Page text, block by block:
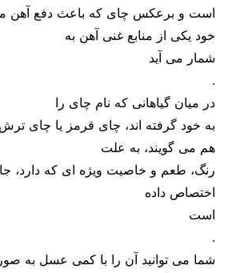
است و برعکس چای که باعث دفع آهن
خود یکی از منابع غنی آهن به
شمار می‌ آید
.
در میان گیاهانی که نام چای را
به خود گرفته ‌اند، چای قرمز یا چای
هم می‌ گویند، به علت
رنگ، طعم و خاصیت ویژه ‌ای که دارد،
اختصاص داده
است
.
شما می‌ توانید آن را با کمی عسل به